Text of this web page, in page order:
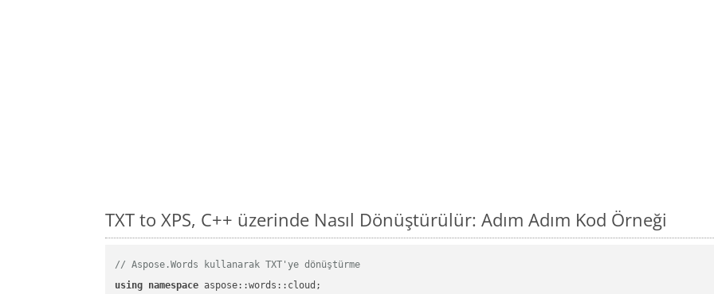
TXT to XPS, C++ üzerinde Nasıl Dönüştürülür: Adım Adım Kod Örneği
// Aspose.Words kullanarak TXT'ye dönüştürme
using namespace